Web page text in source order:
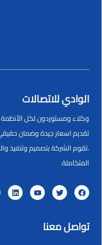
الوادي للاتصالات
وكلاء ومستوردون لكل
تقديم اسعار جيدة وضمان
.تقوم الشركة بتصميم وتنفيذ
المتكاملة.
تواصل معنا